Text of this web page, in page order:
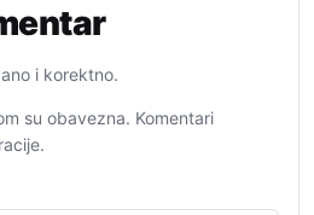
i korektno.
su obavezna. Komentari